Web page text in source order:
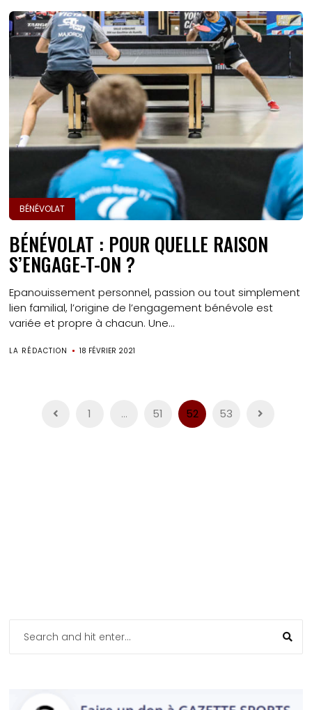
BÉNÉVOLAT
BÉNÉVOLAT : POUR QUELLE RAISON
S’ENGAGE-T-ON ?
Epanouissement personnel, passion ou tout simplement
lien familial, l’origine de l’engagement bénévole est
variée et propre à chacun. Une...
LA RÉDACTION 18 FÉVRIER 2021
Pagination1 … 51 52 53